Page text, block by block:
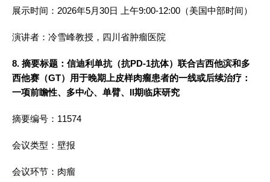
展示时间：2026年5月30日 上午9:00-12:00（美国中部时间）
演讲者：冷雪峰教授，四川省肿瘤医院
8. 摘要标题：信迪利单抗（抗PD-1抗体）联合吉西他滨和多
西他赛（GT）用于晚期上皮样肉瘤患者的一线或后续治疗：
一项前瞻性、多中心、单臂、II期临床研究
摘要编号：11574
会议类型：壁报
会议环节：肉瘤